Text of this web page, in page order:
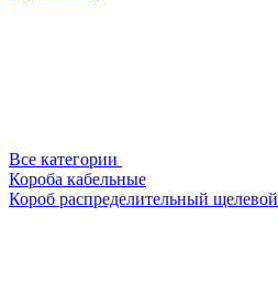
Все категории
Короба кабельные
Короб распределительный щелевой